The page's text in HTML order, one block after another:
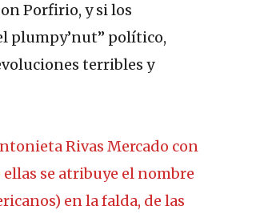
Porfirio, y si los
plumpy’nut” político,
terribles y
Rivas Mercado con
se atribuye el nombre
en la falda, de las